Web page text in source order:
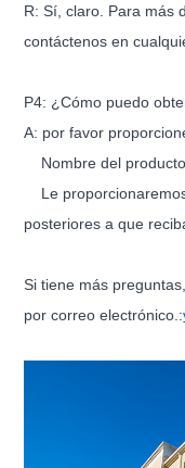
R: Sí, claro. Para más
contáctenos en
P4: ¿Cómo puedo
A: por favor
Nombre del
Le
posteriores a que
Si tiene más
por correo electrónico. :